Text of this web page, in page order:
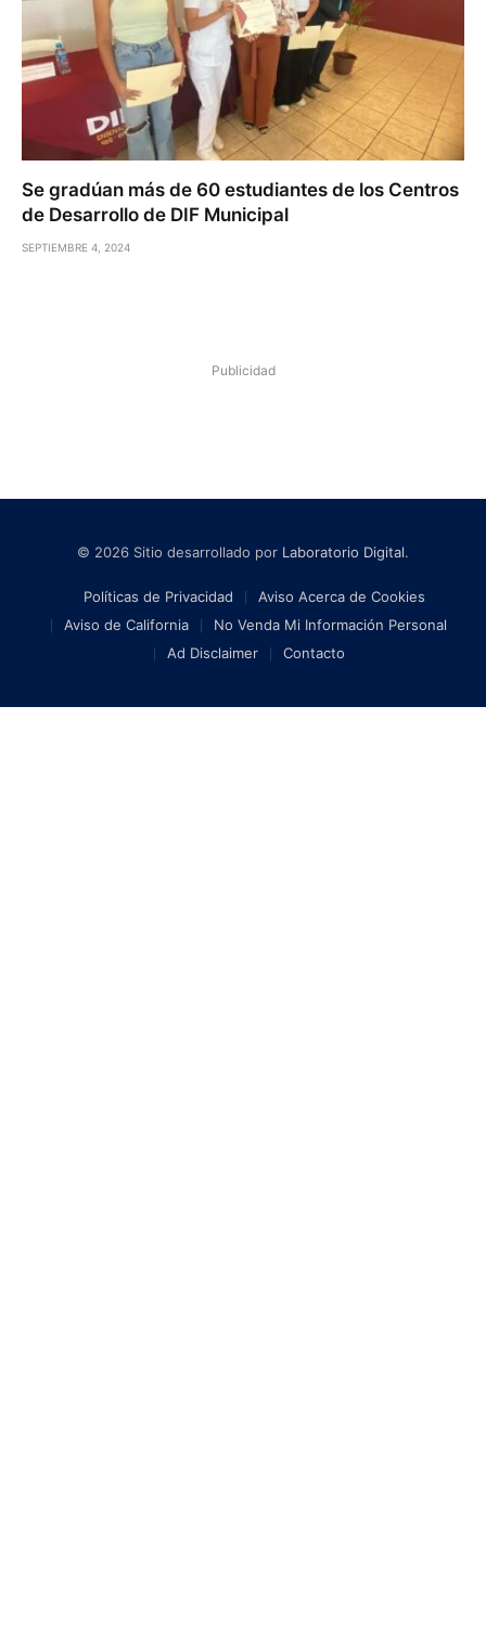
Se gradúan más de 60 estudiantes de los Centros
de Desarrollo de DIF Municipal
SEPTIEMBRE 4, 2024
Publicidad
© 2026 Sitio desarrollado por Laboratorio Digital.
Políticas de Privacidad
Aviso Acerca de Cookies
Aviso de California
No Venda Mi Información Personal
Ad Disclaimer
Contacto